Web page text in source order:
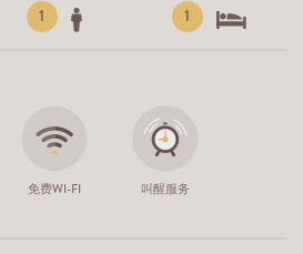
1 1
免费WI-FI 叫醒服务